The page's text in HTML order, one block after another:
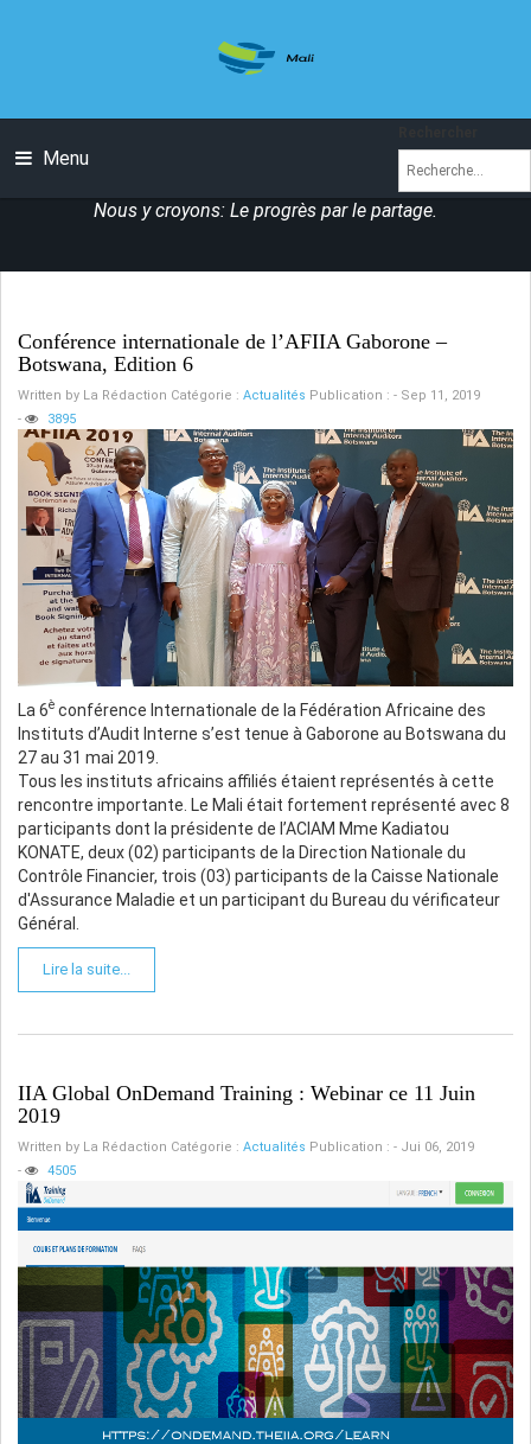
Menu
Nous y croyons: Le progrès par le partage.
Conférence internationale de l’AFIIA Gaborone –
Botswana, Edition 6
Written by La Rédaction Catégorie : Actualités Publication : - Sep 11, 2019
-
3895
La 6è conférence Internationale de la Fédération Africaine des
Instituts d’Audit Interne s’est tenue à Gaborone au Botswana du
27 au 31 mai 2019.
Tous les instituts africains affiliés étaient représentés à cette
rencontre importante. Le Mali était fortement représenté avec 8
participants dont la présidente de l’ACIAM Mme Kadiatou
KONATE, deux (02) participants de la Direction Nationale du
Contrôle Financier, trois (03) participants de la Caisse Nationale
d'Assurance Maladie et un participant du Bureau du vérificateur
Général.
Lire la suite...
IIA Global OnDemand Training : Webinar ce 11 Juin
2019
Written by La Rédaction Catégorie : Actualités Publication : - Jui 06, 2019
-
4505